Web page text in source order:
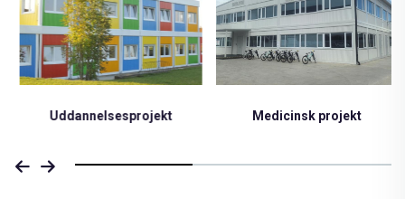
Uddannelsesprojekt Medicinsk projekt